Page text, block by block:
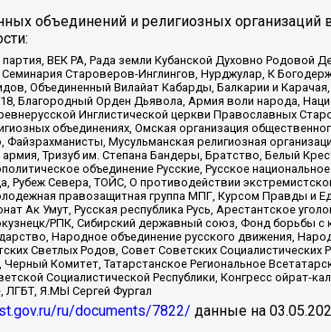
объединений и религиозных
ВЕК РА, Рада земли Кубанской Духовно
Староверов-Инглингов, Нурджулар, К
Объединенный Вилайат Кабарды, Балкарии и
Благородный Орден Дьявола, Армия воли народа,
Инглистической церкви Православных
объединениях, Омская организация
Файзрахманисты, Мусульманская религиозная
армия, Тризуб им. Степана Бандеры, Братство, Белый
объединение Русские, Русское
Рубеж Севера, ТОЙС, О противодействии
правозащитная группа МПГ, Курсом Правды и
Ак Умут, Русская республика Русь, Арестантское
РПК, Сибирский державный союз, Фонд борьбы
Народное объединение русского движения,
Светлых Родов, Совет Советских
Черный Комитет, Татарстанское Региональное
Социалистической Республики, Конгресс ойрат-
ЛГБТ, Я.МЫ Сергей Фургал
ru/documents/7822/ данные на